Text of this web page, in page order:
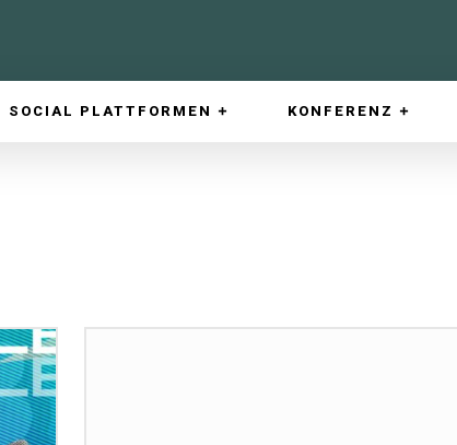
SOCIAL PLATTFORMEN KONFERENZ